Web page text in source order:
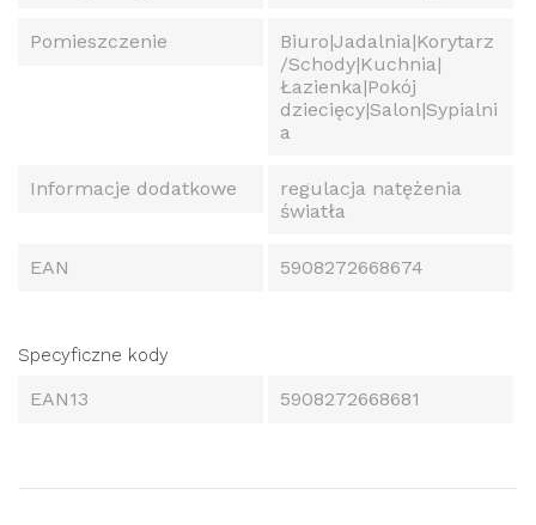
Pomieszczenie
Biuro|Jadalnia|Korytarz
/Schody|Kuchnia|
Łazienka|Pokój
dziecięcy|Salon|Sypialni
a
Informacje dodatkowe
regulacja natężenia
światła
EAN 5908272668674
Specyficzne kody
EAN13 5908272668681